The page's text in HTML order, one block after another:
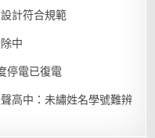
計符合規範
中
停電已復電
高中：未繡姓名學號難辨